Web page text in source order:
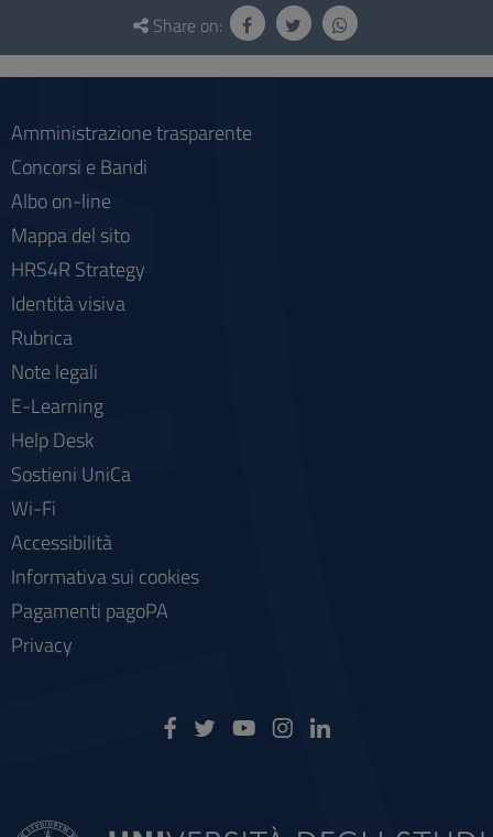
social
Share on:
Amministrazione trasparente
Concorsi e Bandi
Albo on-line
Mappa del sito
HRS4R Strategy
Identità visiva
Rubrica
Note legali
E-Learning
Help Desk
Sostieni UniCa
Wi-Fi
Accessibilità
Informativa sui cookies
Pagamenti pagoPA
Privacy